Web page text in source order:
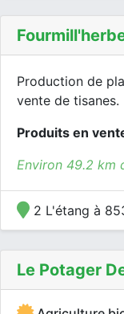
Production de
vente de tisanes.
Produits en
Environ 49.2 km
2 L'étang à
Le Potager